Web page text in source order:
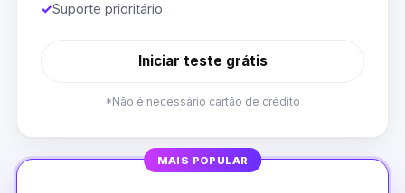
✓Suporte prioritário
Iniciar teste grátis
*Não é necessário cartão de crédito
MAIS POPULAR